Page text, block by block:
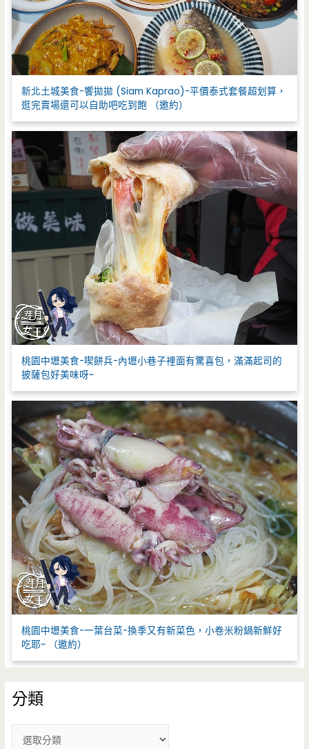
新北土城美食-饗拋拋 (Siam Kaprao)-平價泰式套餐超划算，
逛完賣場還可以自助吧吃到飽 （邀約）
桃園中壢美食-喫餅兵-內壢小巷子裡面有驚喜包，滿滿起司的
披薩包好美味呀~
桃園中壢美食-一葉台菜-換季又有新菜色，小卷米粉鍋新鮮好
吃耶~ （邀約）
分類